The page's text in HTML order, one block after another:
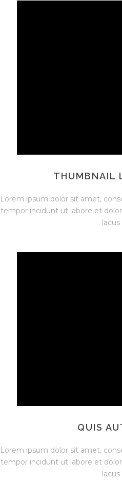
THUMBNAIL
Lorem ipsum dolor sit amet,
tempor incidunt ut labore et
lacus
QUIS
Lorem ipsum dolor sit amet,
tempor incidunt ut labore et
lacus